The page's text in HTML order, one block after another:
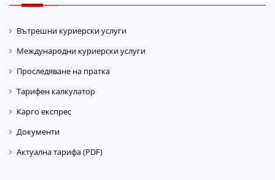
Вътрешни куриерски услуги
Международни куриерски услуги
Проследяване на пратка
Тарифен калкулатор
Карго експрес
Документи
Актуална тарифа (PDF)